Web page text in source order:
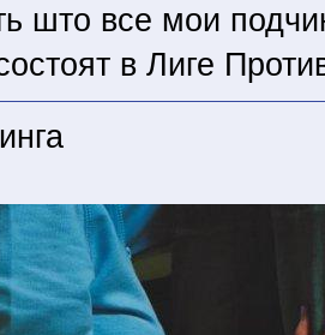
што все мои
в Лиге